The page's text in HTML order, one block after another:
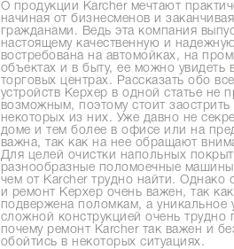
О продукции Karcher мечтают
начиная от бизнесменов и
гражданами. Ведь эта компания
настоящему качественную и
востребована на автомойках, на
объектах и в быту, ее можно увидеть
торговых центрах. Рассказать обо
устройств Керхер в одной статье не
возможным, поэтому стоит
некоторых из них. Уже давно не
доме и тем более в офисе или на
важна, так как на нее обращают
Для целей очистки напольных
разнообразные поломоечные
чем от Karcher трудно найти. Однако
и ремонт Керхер очень важен, так
подвержена поломкам, а уникальное
сложной конструкцией очень трудно
почему ремонт Karcher так важен и
обойтись в некоторых ситуациях.